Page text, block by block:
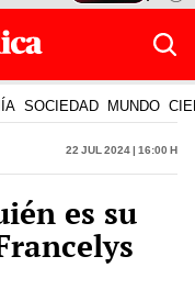
SOCIEDAD MUNDO
22 Jul 2024 | 16:00 h
es su